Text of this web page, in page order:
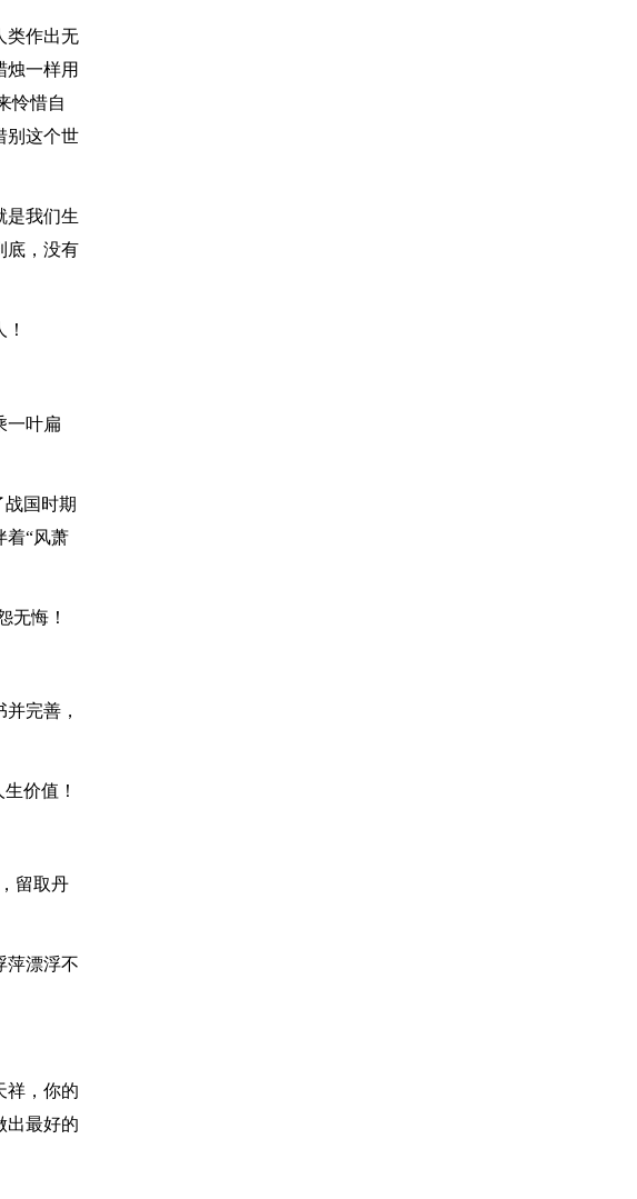
类作出无
烛一样用
怜惜自
别这个世
我们生
底，没有
一叶扁
国时期
着“风萧
无悔！
完善，
价值！
留取丹
漂浮不
，你的
出最好的